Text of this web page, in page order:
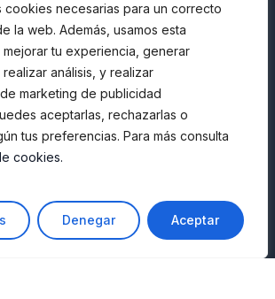
cookies necesarias para un correcto
la web. Además, usamos esta
tu experiencia, generar
análisis, y realizar
marketing de publicidad
aceptarlas, rechazarlas o
tus preferencias. Para más consulta
cookies.
Denegar Aceptar